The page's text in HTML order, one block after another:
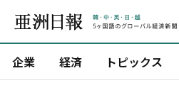
企業 経済 トピックス